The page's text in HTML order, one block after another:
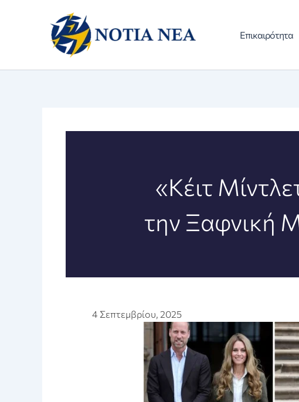
περιεχόμενο
Επικαιρότητα
«Κέιτ
την Ξαφνική
4 Σεπτεμβρίου, 2025